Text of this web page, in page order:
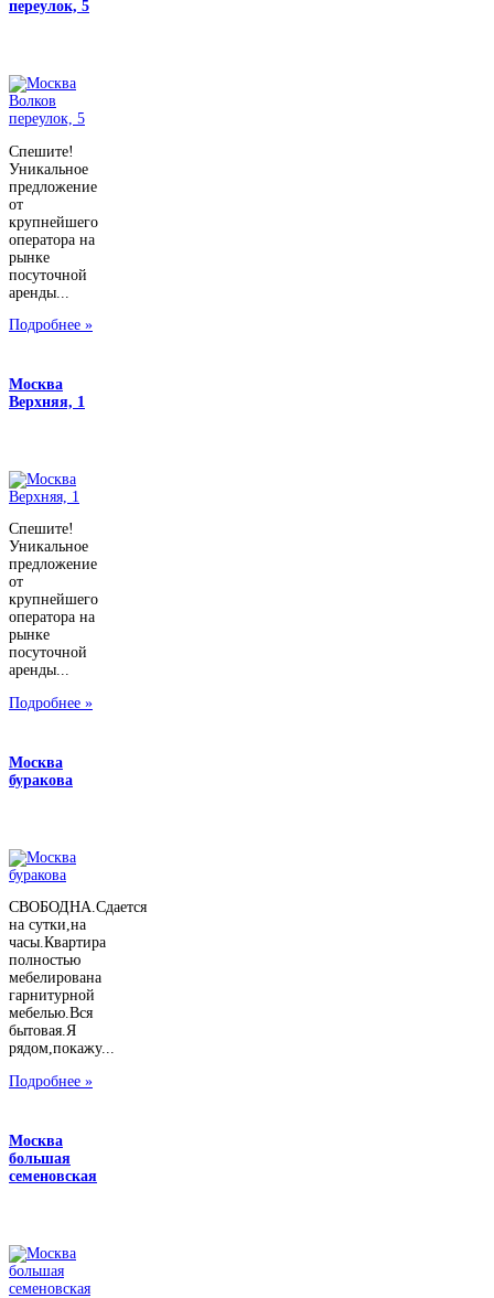
переулок, 5
Спешите!
Уникальное
предложение
от
крупнейшего
оператора на
рынке
посуточной
аренды...
Подробнее »
Москва
Верхняя, 1
Спешите!
Уникальное
предложение
от
крупнейшего
оператора на
рынке
посуточной
аренды...
Подробнее »
Москва
буракова
СВОБОДНА.Сдается
на сутки,на
часы.Квартира
полностью
мебелирована
гарнитурной
мебелью.Вся
бытовая.Я
рядом,покажу...
Подробнее »
Москва
большая
семеновская